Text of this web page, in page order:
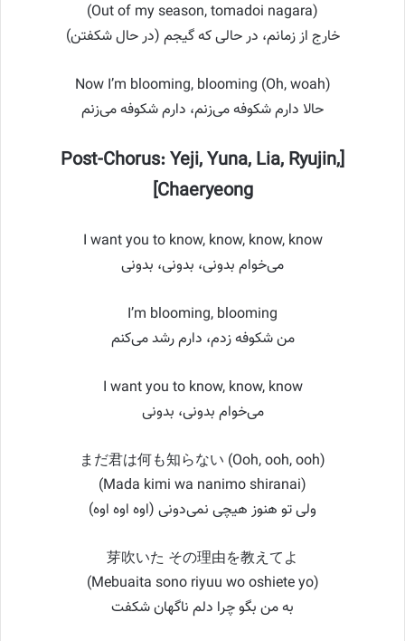
(Out of my season, tomadoi nagara)
خارج از زمانم، در حالی که گیجم (در حال شکفتن)
Now I’m blooming, blooming (Oh, woah)
حالا دارم شکوفه می‌زنم، دارم شکوفه می‌زنم
[Post-Chorus: Yeji, Yuna, Lia, Ryujin,
Chaeryeong]
I want you to know, know, know, know
می‌خوام بدونی، بدونی، بدونی
I’m blooming, blooming
من شکوفه زدم، دارم رشد می‌کنم
I want you to know, know, know
می‌خوام بدونی، بدونی
まだ君は何も知らない (Ooh, ooh, ooh)
(Mada kimi wa nanimo shiranai)
ولی تو هنوز هیچی نمی‌دونی (اوه اوه اوه)
芽吹いた その理由を教えてよ
(Mebuaita sono riyuu wo oshiete yo)
به من بگو چرا دلم ناگهان شکفت